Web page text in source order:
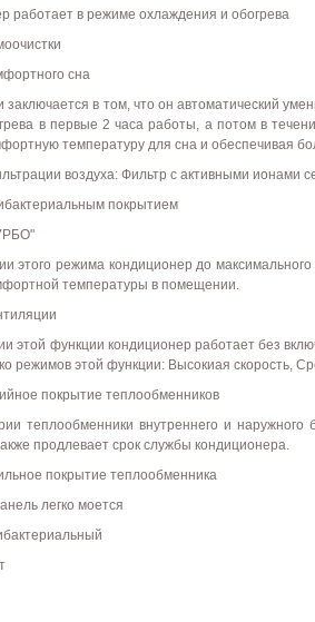
работает в режиме охлаждения и обогрева
сна
заключается в том, что он автоматический
в первые 2 часа работы, а потом в
температуру для сна и обеспечивая
воздуха: Фильтр с активными ионами
покрытием
этого режима кондиционер до
температуры в помещении.
этой функции кондиционер работает без
режимов этой функции: Высокиая скорость,
покрытие теплообменников
теплообменники внутреннего и
продлевает срок службы кондиционера.
покрытие теплообменника
легко моется